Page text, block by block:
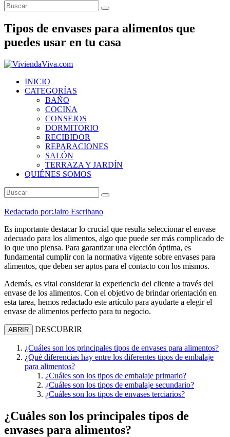
Tipos de envases para alimentos que
puedes usar en tu casa
INICIO
CATEGORÍAS
BAÑO
COCINA
CONSEJOS
DORMITORIO
RECIBIDOR
REPARACIONES
SALÓN
TERRAZA Y JARDÍN
QUIÉNES SOMOS
Redactado por:Jairo Escribano
Es importante destacar lo crucial que resulta seleccionar el envase
adecuado para los alimentos, algo que puede ser más complicado de
lo que uno piensa. Para garantizar una elección óptima, es
fundamental cumplir con la normativa vigente sobre envases para
alimentos, que deben ser aptos para el contacto con los mismos.
Además, es vital considerar la experiencia del cliente a través del
envase de los alimentos. Con el objetivo de brindar orientación en
esta tarea, hemos redactado este artículo para ayudarte a elegir el
envase de alimentos perfecto para tu negocio.
ABRIR DESCUBRIR
¿Cuáles son los principales tipos de envases para alimentos?
¿Qué diferencias hay entre los diferentes tipos de embalaje
para alimentos?
¿Cuáles son los tipos de embalaje primario?
¿Cuáles son los tipos de embalaje secundario?
¿Cuáles son los tipos de envases terciarios?
¿Cuáles son los principales tipos de
envases para alimentos?